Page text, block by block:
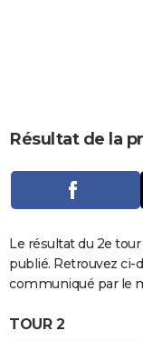
CARTE DE VOEUX
DICTIONNAIRE
Dictionnaire
Biographies
Expressions
Proverbes
PROGRAMME TV
COPAINS D'AVANT
Se connecter
Collèges
Universités
Entreprises
Service militaire
Avis de recherche
AVIS DE DÉCÈS
FORUM
Résultat de la
Le résultat du 2e
publié. Retrouvez ci-
communiqué par le
TOUR 2